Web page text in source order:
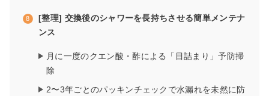
[整理] 交換後のシャワーを長持ちさせる簡単メンテナ
ンス
月に一度のクエン酸・酢による「目詰まり」予防掃
除
2〜3年ごとのパッキンチェックで水漏れを未然に防